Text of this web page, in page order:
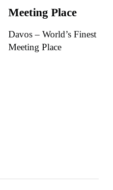
Meeting Place
Davos – World’s Finest
Meeting Place